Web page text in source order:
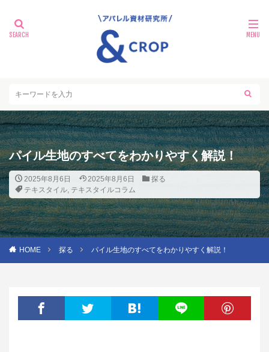
パイル生地のすべてをわかりやすく解説！
2025年8月6日 2025年8月6日
探る
テキスタイル, テキスタイルコラム
HOME 探る パイル生地のすべてをわかりやすく解説！